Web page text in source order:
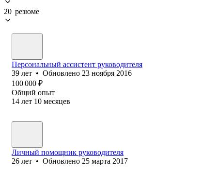
20 резюме
Персональный ассистент руководителя
39 лет • Обновлено 23 ноября 2016
100 000 ₽
Общий опыт
14 лет 10 месяцев
Личный помощник руководителя
26 лет • Обновлено 25 марта 2017